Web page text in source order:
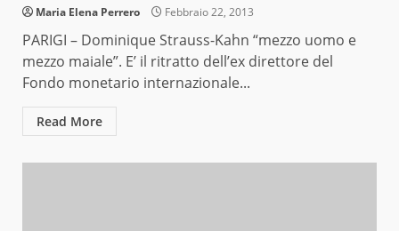
Maria Elena Perrero Febbraio 22, 2013
PARIGI – Dominique Strauss-Kahn “mezzo uomo e
mezzo maiale”. E’ il ritratto dell’ex direttore del
Fondo monetario internazionale...
Read More